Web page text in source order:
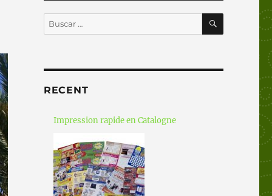
Buscar
por:
BUSCAR
RECENT
Impression rapide en Catalogne